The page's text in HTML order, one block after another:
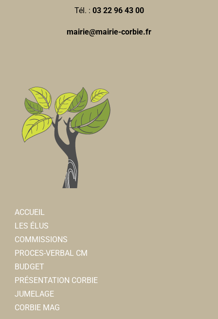
Tél. : 03 22 96 43 00
mairie@mairie-corbie.fr
ACCUEIL
LES ÉLUS
COMMISSIONS
PROCES-VERBAL CM
BUDGET
PRÉSENTATION CORBIE
JUMELAGE
CORBIE MAG